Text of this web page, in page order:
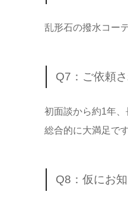
乱形石の撥水コー
Q7：ご依頼
初面談から約1年、
総合的に大満足です
Q8：仮にお